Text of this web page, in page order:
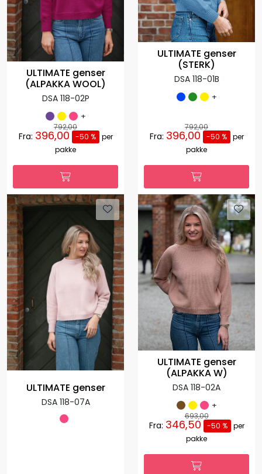
ULTIMATE genser
(ALPAKKA WOOL)
DSA 118-02P
+
792,00
Fra: 396,00 -50 %
per
pakke
ULTIMATE genser
(STERK)
DSA 118-01B
+
792,00
Fra: 396,00 -50 %
per
pakke
ULTIMATE genser
DSA 118-07A
ULTIMATE genser
(ALPAKKA W)
DSA 118-02A
+
693,00
Fra: 346,50 -50 %
per
pakke